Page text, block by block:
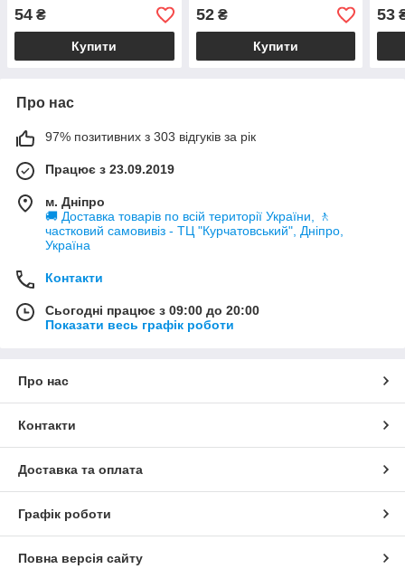
54 ₴
Купити
мм)ТМ FLORA
52₴
Купити
53
Про нас
97% позитивних з 303 відгуків за рік
Працює з 23.09.2019
м. Дніпро
🚚 Доставка товарів по всій території України, 🚶
частковий самовивіз - ТЦ "Курчатовський", Дніпро,
Україна
Контакти
Сьогодні працює з 09:00 до 20:00
Показати весь графік роботи
Про нас
Контакти
Доставка та оплата
Графік роботи
Повна версія сайту